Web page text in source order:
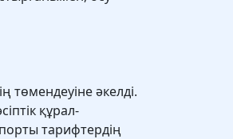
төмендеуіне әкелді.
құрал-
тарифтердің